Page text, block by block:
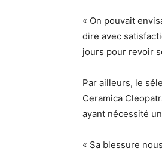
« On pouvait
dire avec
jours pour revoir
Par ailleurs, le
Ceramica
ayant nécessité
« Sa blessure